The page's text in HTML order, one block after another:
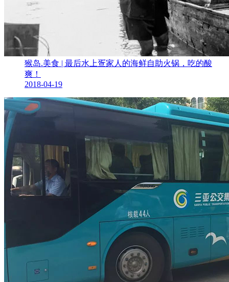
猴岛.美食 | 最后水上疍家人的海鲜自助火锅，吃的酸
爽！
2018-04-19